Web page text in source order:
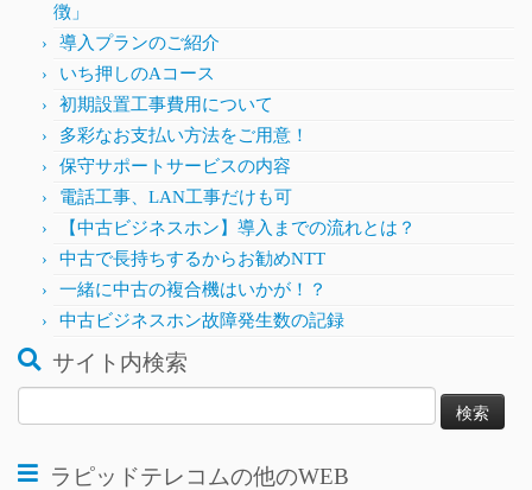
徴」
導入プランのご紹介
いち押しのAコース
初期設置工事費用について
多彩なお支払い方法をご用意！
保守サポートサービスの内容
電話工事、LAN工事だけも可
【中古ビジネスホン】導入までの流れとは？
中古で長持ちするからお勧めNTT
一緒に中古の複合機はいかが！？
中古ビジネスホン故障発生数の記録
サイト内検索
索:
ラピッドテレコムの他のWEB